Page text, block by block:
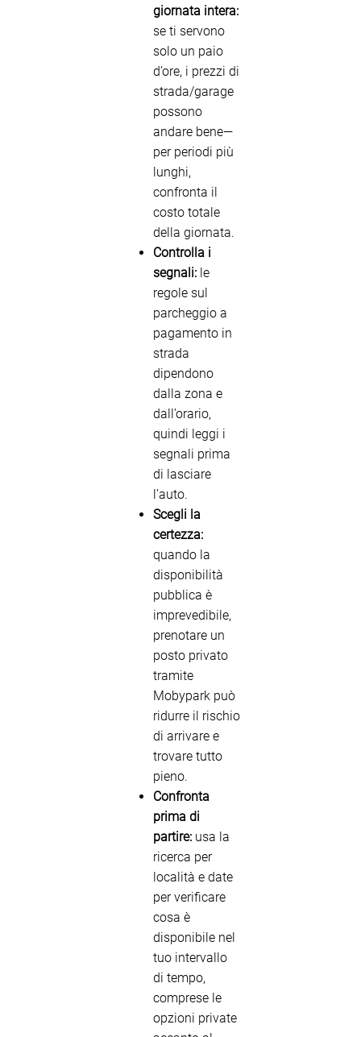
giornata intera:
se ti servono
solo un paio
d’ore, i prezzi di
strada/garage
possono
andare bene—
per periodi più
lunghi,
confronta il
costo totale
della giornata.
Controlla i
segnali: le
regole sul
parcheggio a
pagamento in
strada
dipendono
dalla zona e
dall’orario,
quindi leggi i
segnali prima
di lasciare
l’auto.
Scegli la
certezza:
quando la
disponibilità
pubblica è
imprevedibile,
prenotare un
posto privato
tramite
Mobypark può
ridurre il rischio
di arrivare e
trovare tutto
pieno.
Confronta
prima di
partire: usa la
ricerca per
località e date
per verificare
cosa è
disponibile nel
tuo intervallo
di tempo,
comprese le
opzioni private